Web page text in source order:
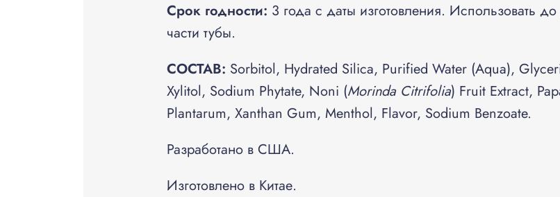
Срок годности: 3 года с даты изготовления. Использовать
части тубы.
СОСТАВ: Sorbitol, Hydrated Silica, Purified Water (Aqua),
Xylitol, Sodium Phytate, Noni (Morinda Citrifolia) Fruit Extract,
Plantarum, Xanthan Gum, Menthol, Flavor, Sodium Benzoate.
Разработано в США.
Изготовлено в Китае.